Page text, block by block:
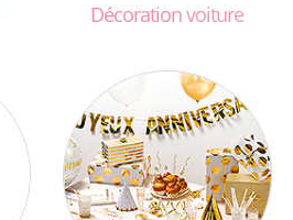
Décorationvoiture